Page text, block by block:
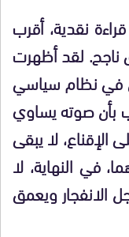
2026، في قراءة نقدية، أقرب
ناجح. لقد أظهرت
في نظام سياسي
بأن صوته يساوي
الإقناع، لا يبقى
في النهاية، لا
الانفجار ويعمق